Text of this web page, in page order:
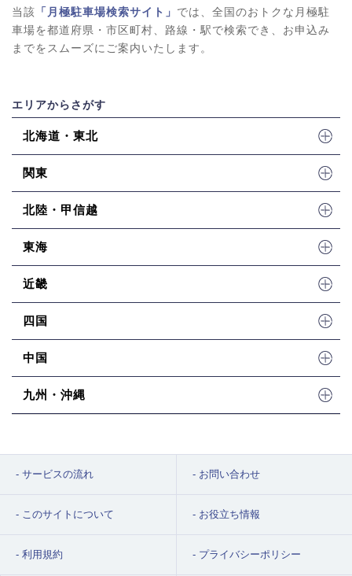
当該 「月極駐車場検索サイト」 では、全国のおトクな月極駐
車場を都道府県・市区町村、路線・駅で検索でき、お申込み
までをスムーズにご案内いたします。
エリアからさがす
北海道・東北
関東
北陸・甲信越
東海
近畿
四国
中国
九州・沖縄
サービスの流れ お問い合わせ
このサイトについて お役立ち情報
利用規約 プライバシーポリシー